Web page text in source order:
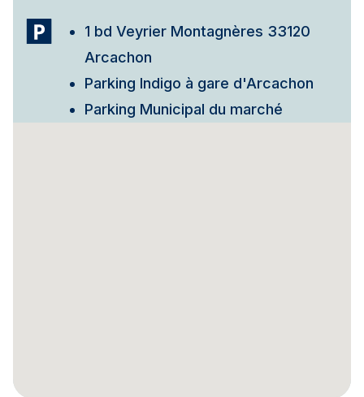
1 bd Veyrier Montagnères 33120
Arcachon
Parking Indigo à gare d'Arcachon
Parking Municipal du marché